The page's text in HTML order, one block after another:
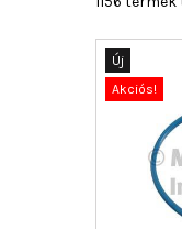
Új
Akciós!